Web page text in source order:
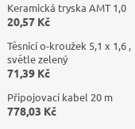
Keramická tryska AMT 1,0
20,57 Kč
Těsnící o-kroužek 5,1 x 1,6 ,
světle zelený
71,39 Kč
Připojovací kabel 20 m
778,03 Kč